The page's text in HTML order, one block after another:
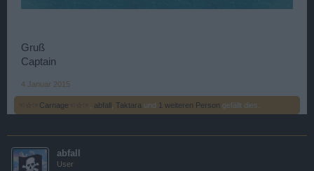
Gruß
Captain
4 Januar 2015
☜☆☞Carnage☜☆☞ abfall Taktara und 1 weiteren Person gefällt dies.
abfall
User